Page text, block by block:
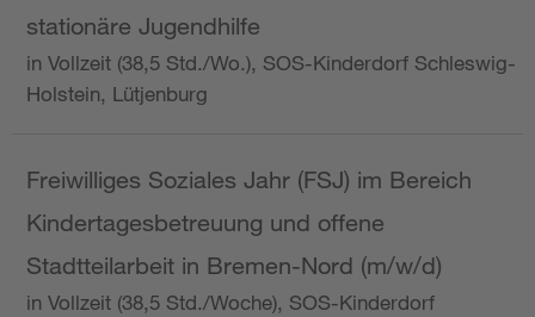
stationäre Jugendhilfe
in Vollzeit (38,5 Std./Wo.), SOS-Kinderdorf Schleswig-
Holstein, Lütjenburg
Freiwilliges Soziales Jahr (FSJ) im Bereich
Kindertagesbetreuung und offene
Stadtteilarbeit in Bremen-Nord (m/w/d)
in Vollzeit (38,5 Std./Woche), SOS-Kinderdorf